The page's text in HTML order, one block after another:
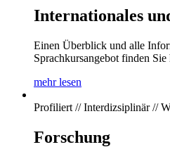
Internationales
Einen Überblick und alle
Sprachkursangebot finden Sie
mehr lesen
Profiliert // Interdizsiplinär //
Forschung